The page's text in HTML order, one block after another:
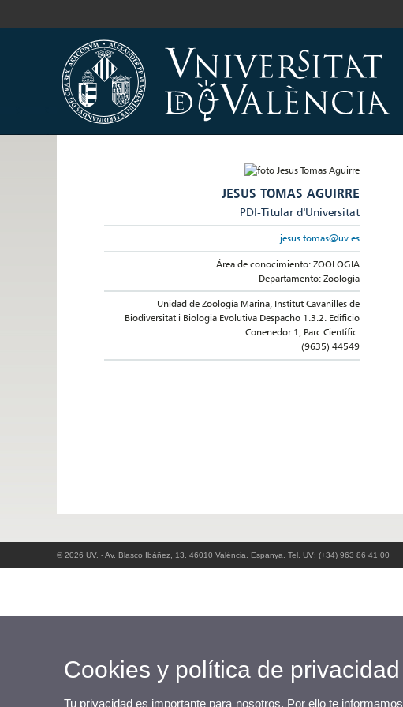
JESUS TOMAS AGUIRRE
PDI-Titular d'Universitat
jesus.tomas@uv.es
Área de conocimiento: ZOOLOGIA
Departamento: Zoología
Unidad de Zoología Marina, Institut Cavanilles de
Biodiversitat i Biologia Evolutiva Despacho 1.3.2. Edificio
Conenedor 1, Parc Científic.
(9635) 44549
© 2026 UV. - Av. Blasco Ibáñez, 13. 46010 València. Espanya. Tel. UV: (+34) 963 86 41 00
Cookies y política de privacidad
Tu privacidad es importante para nosotros. Por ello te